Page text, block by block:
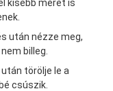
kisebb méret is
után nézze meg,
billeg.
törölje le a
csúszik.